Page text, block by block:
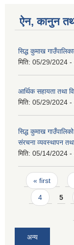
ऐन, कानुन
सिद्ध कुमाख
मिति: 05/29/2024 -
आर्थिक सहायता तथा
मिति: 05/29/2024 -
सिद्ध कुमाख
संरचना व्यवस्थापन
मिति: 05/14/2024 -
Pages
« first
4 5
अन्य